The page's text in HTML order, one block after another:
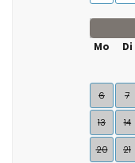
Mo
Di
6 7
13 14
20 21